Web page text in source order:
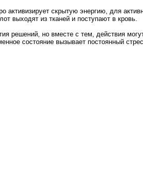
активизирует скрытую энергию, для
выходят из тканей и поступают в кровь.
решений, но вместе с тем, действия
состояние вызывает постоянный